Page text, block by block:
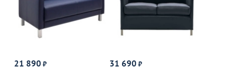
21 890 ₽
31 690 ₽